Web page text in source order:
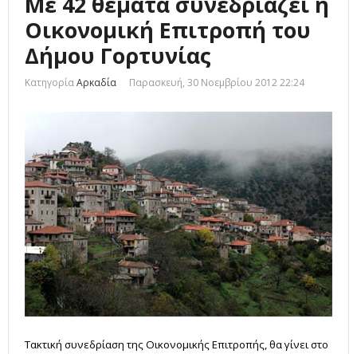
Οικονομική Επιτροπή του
Δήμου Γορτυνίας
ΚατηγορίαΑρκαδία Παρασκευή, 30 Νοεμβρίου 2012 22:24
Τακτική συνεδρίαση της Οικονομικής Επιτροπής, θα γίνει στο